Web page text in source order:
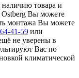
товара и
Вы можете
монтажа Вы можете
41-59 или
не уверены в
Вас по
климатической